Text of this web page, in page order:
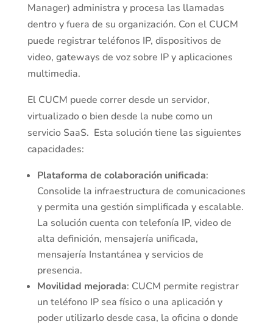
Manager) administra y procesa las llamadas
dentro y fuera de su organización. Con el CUCM
puede registrar teléfonos IP, dispositivos de
video, gateways de voz sobre IP y aplicaciones
multimedia.
El CUCM puede correr desde un servidor,
virtualizado o bien desde la nube como un
servicio SaaS. Esta solución tiene las siguientes
capacidades:
Plataforma de colaboración unificada:
Consolide la infraestructura de comunicaciones
y permita una gestión simplificada y escalable.
La solución cuenta con telefonía IP, video de
alta definición, mensajería unificada,
mensajería Instantánea y servicios de
presencia.
Movilidad mejorada: CUCM permite registrar
un teléfono IP sea físico o una aplicación y
poder utilizarlo desde casa, la oficina o donde